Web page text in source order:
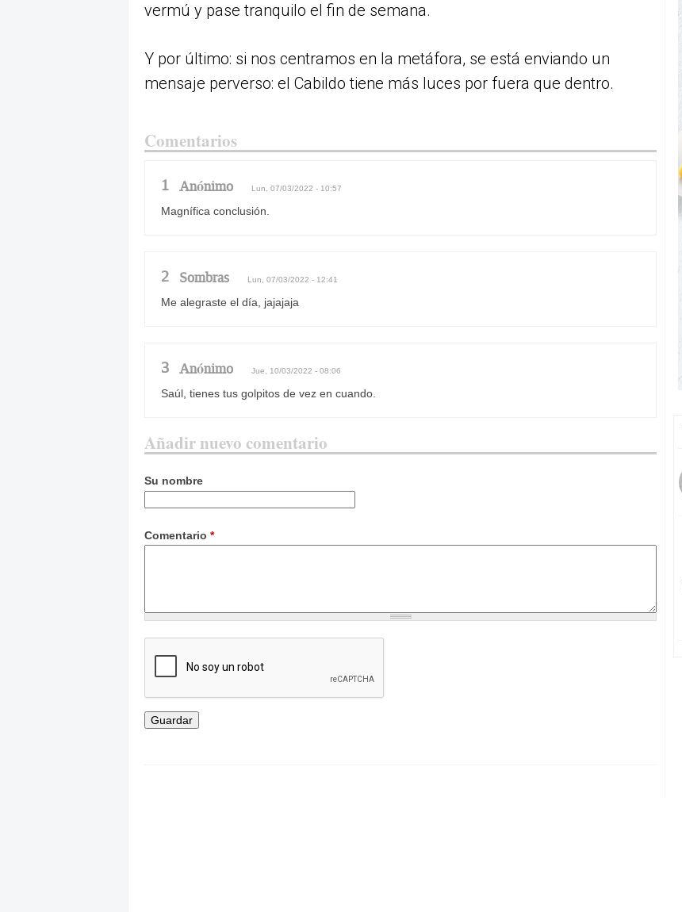
vermú y pase tranquilo el fin de semana.
Y por último: si nos centramos en la metáfora, se está enviando un
mensaje perverso: el Cabildo tiene más luces por fuera que dentro.
Comentarios
1 Anónimo Lun, 07/03/2022 - 10:57
Magnífica conclusión.
2 Sombras Lun, 07/03/2022 - 12:41
Me alegraste el día, jajajaja
3 Anónimo Jue, 10/03/2022 - 08:06
Saúl, tienes tus golpitos de vez en cuando.
Añadir nuevo comentario
Su nombre
Comentario *